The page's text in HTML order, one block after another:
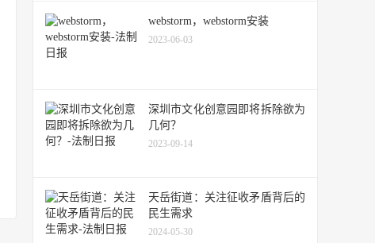
webstorm，webstorm安装
2023-06-03
深圳市文化创意园即将拆除欲为
几何？
2023-09-14
天岳街道：关注征收矛盾背后的
民生需求
2024-05-30